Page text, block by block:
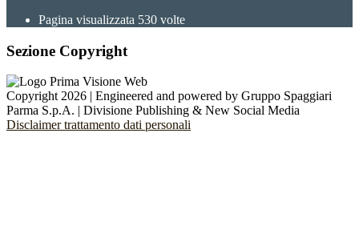
Pagina visualizzata 530 volte
Sezione Copyright
Copyright 2026 | Engineered and powered by Gruppo Spaggiari
Parma S.p.A. | Divisione Publishing & New Social Media
Disclaimer trattamento dati personali